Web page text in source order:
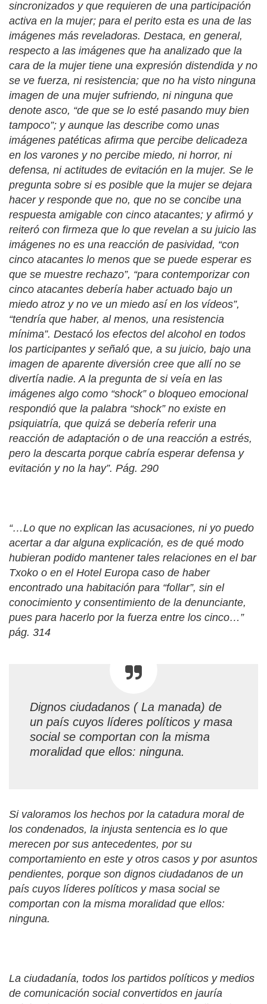
sincronizados y que requieren de una participación
activa en la mujer; para el perito esta es una de las
imágenes más reveladoras. Destaca, en general,
respecto a las imágenes que ha analizado que la
cara de la mujer tiene una expresión distendida y no
se ve fuerza, ni resistencia; que no ha visto ninguna
imagen de una mujer sufriendo, ni ninguna que
denote asco, “de que se lo esté pasando muy bien
tampoco”; y aunque las describe como unas
imágenes patéticas afirma que percibe delicadeza
en los varones y no percibe miedo, ni horror, ni
defensa, ni actitudes de evitación en la mujer. Se le
pregunta sobre si es posible que la mujer se dejara
hacer y responde que no, que no se concibe una
respuesta amigable con cinco atacantes; y afirmó y
reiteró con firmeza que lo que revelan a su juicio las
imágenes no es una reacción de pasividad, “con
cinco atacantes lo menos que se puede esperar es
que se muestre rechazo”, “para contemporizar con
cinco atacantes debería haber actuado bajo un
miedo atroz y no ve un miedo así en los vídeos”,
“tendría que haber, al menos, una resistencia
mínima”. Destacó los efectos del alcohol en todos
los participantes y señaló que, a su juicio, bajo una
imagen de aparente diversión cree que allí no se
divertía nadie. A la pregunta de si veía en las
imágenes algo como “shock” o bloqueo emocional
respondió que la palabra “shock” no existe en
psiquiatría, que quizá se debería referir una
reacción de adaptación o de una reacción a estrés,
pero la descarta porque cabría esperar defensa y
evitación y no la hay”. Pág. 290
“…Lo que no explican las acusaciones, ni yo puedo
acertar a dar alguna explicación, es de qué modo
hubieran podido mantener tales relaciones en el bar
Txoko o en el Hotel Europa caso de haber
encontrado una habitación para “follar”, sin el
conocimiento y consentimiento de la denunciante,
pues para hacerlo por la fuerza entre los cinco…”
pág. 314
Dignos ciudadanos ( La manada) de
un país cuyos líderes políticos y masa
social se comportan con la misma
moralidad que ellos: ninguna.
Si valoramos los hechos por la catadura moral de
los condenados, la injusta sentencia es lo que
merecen por sus antecedentes, por su
comportamiento en este y otros casos y por asuntos
pendientes, porque son dignos ciudadanos de un
país cuyos líderes políticos y masa social se
comportan con la misma moralidad que ellos:
ninguna.
La ciudadanía, todos los partidos políticos y medios
de comunicación social convertidos en jauría